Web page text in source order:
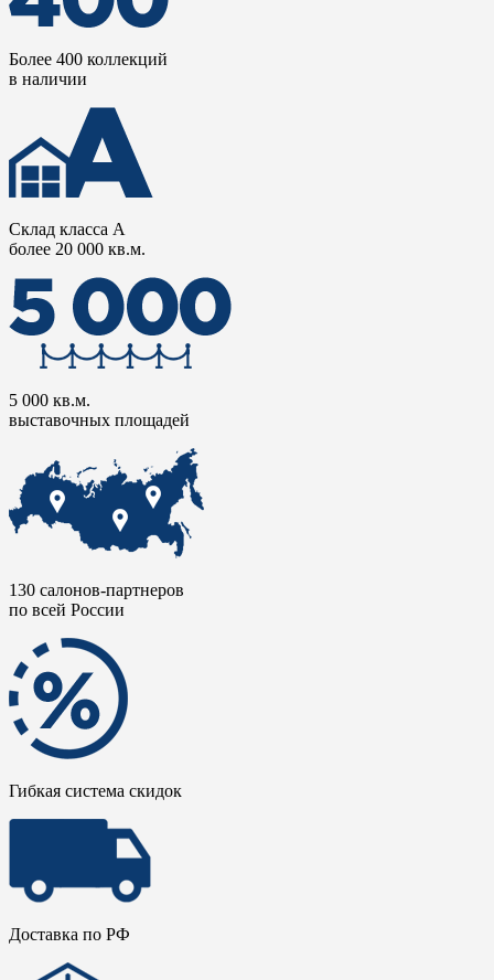
Более 400 коллекций
в наличии
Склад класса А
более 20 000 кв.м.
5 000 кв.м.
выставочных площадей
130 салонов-партнеров
по всей России
Гибкая система скидок
Доставка по РФ